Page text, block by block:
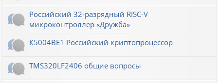
Российский 32-разрядный RISC-V
микроконтроллер «Дружба»
К5004ВЕ1 Российский криптопроцессор
TMS320LF2406 общие вопросы